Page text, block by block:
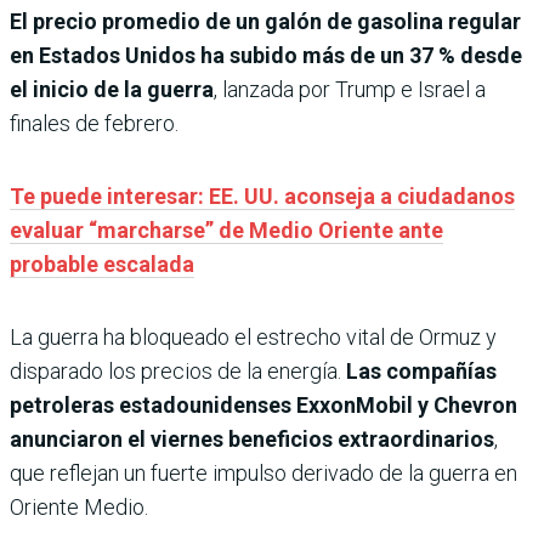
El precio promedio de un galón de gasolina regular
en Estados Unidos ha subido más de un 37 % desde
el inicio de la guerra, lanzada por Trump e Israel a
finales de febrero.
Te puede interesar: EE. UU. aconseja a ciudadanos
evaluar “marcharse” de Medio Oriente ante
probable escalada
La guerra ha bloqueado el estrecho vital de Ormuz y
disparado los precios de la energía. Las compañías
petroleras estadounidenses ExxonMobil y Chevron
anunciaron el viernes beneficios extraordinarios,
que reflejan un fuerte impulso derivado de la guerra en
Oriente Medio.